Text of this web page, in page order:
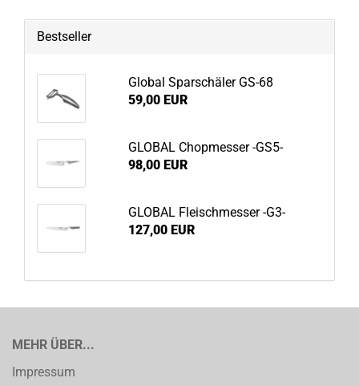
Bestseller
Global Sparschäler GS-68
59,00 EUR
GLOBAL Chopmesser -GS5-
98,00 EUR
GLOBAL Fleischmesser -G3-
127,00 EUR
MEHR ÜBER...
Impressum